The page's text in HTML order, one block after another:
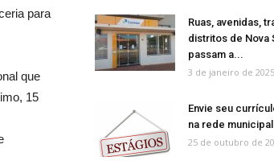
para
que
15
Ruas, avenidas,
distritos de Nova
passam a...
3 de janeiro de 2025
Envie seu
na rede
25 de outubro de